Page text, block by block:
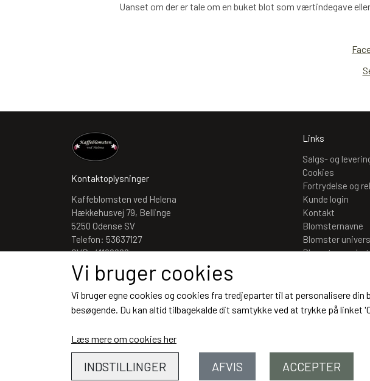
Uanset om der er tale om en buket blot som værtindegave
Kontaktoplysninger
Kaffeblomsten ved Helena
Hækkehusvej 79, Bellinge
5250 Odense SV
Telefon: 53637127
CVR: 41192062
Links
Salgs- og
Cookies
Fortrydelse og
Kunde login
Kontakt
Blomsternavne
Blomster
Blomsternes
Vi bruger cookies
Vi bruger egne cookies og cookies fra tredjeparter til at personalisere
besøgende. Du kan altid tilbagekalde dit samtykke ved at trykke på linket
Læs mere om cookies her
INDSTILLINGER AFVIS ACCEPTER